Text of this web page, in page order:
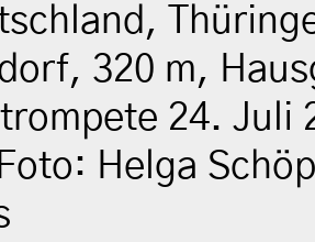
320 m,
24. Juli
Helga